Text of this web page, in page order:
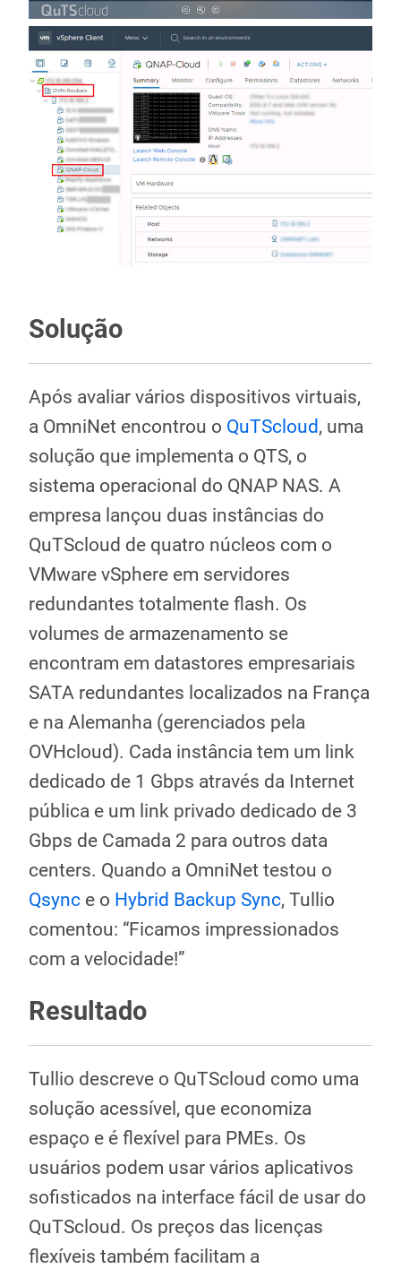
Solução
Após avaliar vários dispositivos virtuais,
a OmniNet encontrou o QuTScloud, uma
solução que implementa o QTS, o
sistema operacional do QNAP NAS. A
empresa lançou duas instâncias do
QuTScloud de quatro núcleos com o
VMware vSphere em servidores
redundantes totalmente flash. Os
volumes de armazenamento se
encontram em datastores empresariais
SATA redundantes localizados na França
e na Alemanha (gerenciados pela
OVHcloud). Cada instância tem um link
dedicado de 1 Gbps através da Internet
pública e um link privado dedicado de 3
Gbps de Camada 2 para outros data
centers. Quando a OmniNet testou o
Qsync e o Hybrid Backup Sync, Tullio
comentou: “Ficamos impressionados
com a velocidade!”
Resultado
Tullio descreve o QuTScloud como uma
solução acessível, que economiza
espaço e é flexível para PMEs. Os
usuários podem usar vários aplicativos
sofisticados na interface fácil de usar do
QuTScloud. Os preços das licenças
flexíveis também facilitam a